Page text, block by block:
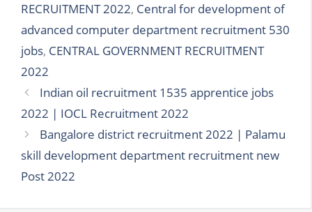
RECRUITMENT 2022, Central for development of
advanced computer department recruitment 530
jobs, CENTRAL GOVERNMENT RECRUITMENT
2022
Indian oil recruitment 1535 apprentice jobs
2022 | IOCL Recruitment 2022
Bangalore district recruitment 2022 | Palamu
skill development department recruitment new
Post 2022